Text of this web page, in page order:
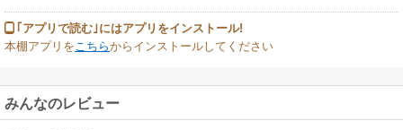
｢アプリで読む｣にはアプリをインストール!
本棚アプリをこちらからインストールしてください
みんなのレビュー